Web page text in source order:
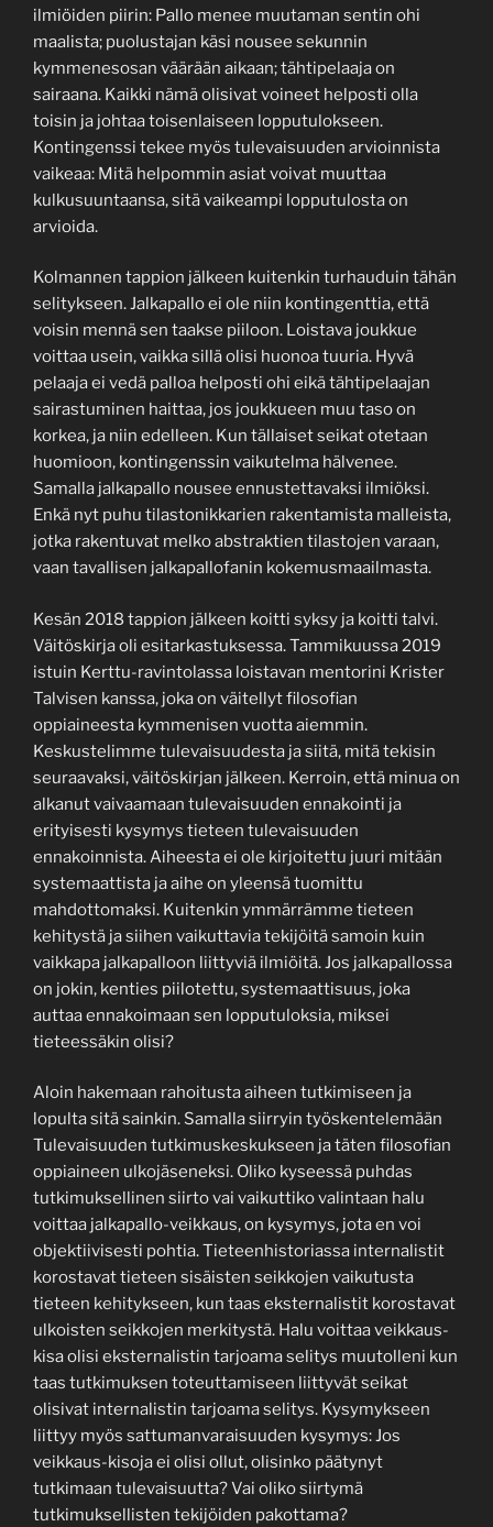
ilmiöiden piirin: Pallo menee muutaman sentin ohi
maalista; puolustajan käsi nousee sekunnin
kymmenesosan väärään aikaan; tähtipelaaja on
sairaana. Kaikki nämä olisivat voineet helposti olla
toisin ja johtaa toisenlaiseen lopputulokseen.
Kontingenssi tekee myös tulevaisuuden arvioinnista
vaikeaa: Mitä helpommin asiat voivat muuttaa
kulkusuuntaansa, sitä vaikeampi lopputulosta on
arvioida.
Kolmannen tappion jälkeen kuitenkin turhauduin tähän
selitykseen. Jalkapallo ei ole niin kontingenttia, että
voisin mennä sen taakse piiloon. Loistava joukkue
voittaa usein, vaikka sillä olisi huonoa tuuria. Hyvä
pelaaja ei vedä palloa helposti ohi eikä tähtipelaajan
sairastuminen haittaa, jos joukkueen muu taso on
korkea, ja niin edelleen. Kun tällaiset seikat otetaan
huomioon, kontingenssin vaikutelma hälvenee.
Samalla jalkapallo nousee ennustettavaksi ilmiöksi.
Enkä nyt puhu tilastonikkarien rakentamista malleista,
jotka rakentuvat melko abstraktien tilastojen varaan,
vaan tavallisen jalkapallofanin kokemusmaailmasta.
Kesän 2018 tappion jälkeen koitti syksy ja koitti talvi.
Väitöskirja oli esitarkastuksessa. Tammikuussa 2019
istuin Kerttu-ravintolassa loistavan mentorini Krister
Talvisen kanssa, joka on väitellyt filosofian
oppiaineesta kymmenisen vuotta aiemmin.
Keskustelimme tulevaisuudesta ja siitä, mitä tekisin
seuraavaksi, väitöskirjan jälkeen. Kerroin, että minua on
alkanut vaivaamaan tulevaisuuden ennakointi ja
erityisesti kysymys tieteen tulevaisuuden
ennakoinnista. Aiheesta ei ole kirjoitettu juuri mitään
systemaattista ja aihe on yleensä tuomittu
mahdottomaksi. Kuitenkin ymmärrämme tieteen
kehitystä ja siihen vaikuttavia tekijöitä samoin kuin
vaikkapa jalkapalloon liittyviä ilmiöitä. Jos jalkapallossa
on jokin, kenties piilotettu, systemaattisuus, joka
auttaa ennakoimaan sen lopputuloksia, miksei
tieteessäkin olisi?
Aloin hakemaan rahoitusta aiheen tutkimiseen ja
lopulta sitä sainkin. Samalla siirryin työskentelemään
Tulevaisuuden tutkimuskeskukseen ja täten filosofian
oppiaineen ulkojäseneksi. Oliko kyseessä puhdas
tutkimuksellinen siirto vai vaikuttiko valintaan halu
voittaa jalkapallo-veikkaus, on kysymys, jota en voi
objektiivisesti pohtia. Tieteenhistoriassa internalistit
korostavat tieteen sisäisten seikkojen vaikutusta
tieteen kehitykseen, kun taas eksternalistit korostavat
ulkoisten seikkojen merkitystä. Halu voittaa veikkaus-
kisa olisi eksternalistin tarjoama selitys muutolleni kun
taas tutkimuksen toteuttamiseen liittyvät seikat
olisivat internalistin tarjoama selitys. Kysymykseen
liittyy myös sattumanvaraisuuden kysymys: Jos
veikkaus-kisoja ei olisi ollut, olisinko päätynyt
tutkimaan tulevaisuutta? Vai oliko siirtymä
tutkimuksellisten tekijöiden pakottama?